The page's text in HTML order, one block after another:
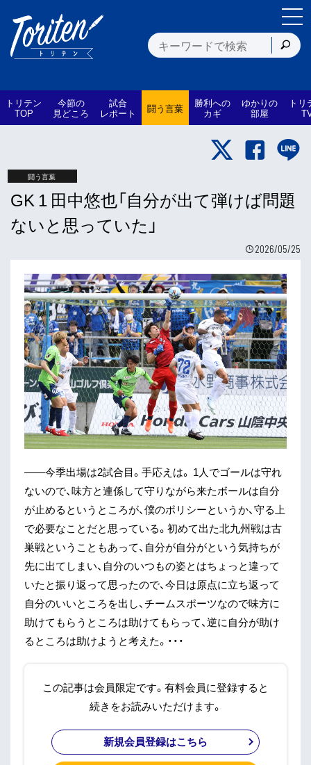
トリテン
TOP
今節の
見どころ
試合
レポート 闘う言葉 勝利への
カギ
ゆかりの
部屋
トリ
闘う言葉
GK 1 田中悠也「自分が出て弾けば問題
ないと思っていた」
2026/05/25
——今季出場は2試合目。手応えは。 1人でゴールは守れ
ないので、味方と連係して守りながら来たボールは自分
が止めるというところが、僕のポリシーというか、守る上
で必要なことだと思っている。初めて出た北九州戦は古
巣戦ということもあって、自分が自分がという気持ちが
先に出てしまい、自分のいつもの姿とはちょっと違って
いたと振り返って思ったので、今日は原点に立ち返って
自分のいいところを出し、チームスポーツなので味方に
助けてもらうところは助けてもらって、逆に自分が助け
るところは助けようと考えた。・・・
この記事は会員限定です。有料会員に登録すると
続きをお読みいただけます。
新規会員登録はこちら